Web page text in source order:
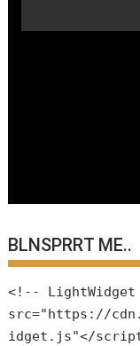
BLNSPRRT ME..
<!-- LightWidget
src="https://
idget.js"</